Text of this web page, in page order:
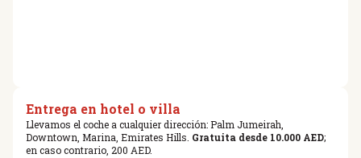
Entrega en hotel o villa
Llevamos el coche a cualquier dirección: Palm Jumeirah,
Downtown, Marina, Emirates Hills. Gratuita desde 10.000 AED;
en caso contrario, 200 AED.